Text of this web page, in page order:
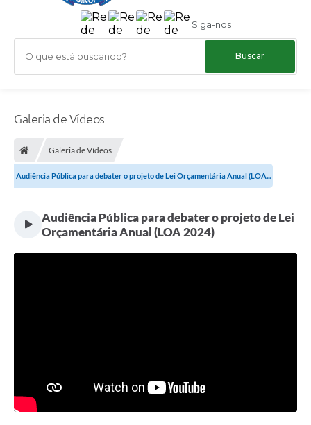
Siga-nos
O que está buscando?
Galeria de Vídeos
Galeria de Vídeos
Audiência Pública para debater o projeto de Lei Orçamentária Anual (LOA...
Audiência Pública para debater o projeto de Lei
Orçamentária Anual (LOA 2024)